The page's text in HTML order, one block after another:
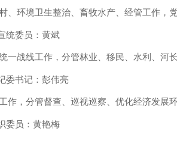
、环境卫生整治、畜牧水产、经管工作，
统委员：黄斌
一战线工作，分管林业、移民、水利、河
委书记：彭伟亮
作，分管督查、巡视巡察、优化经济发展
委员：黄艳梅